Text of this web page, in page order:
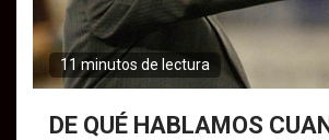
11 minutos de lectura
DE QUÉ HABLAMOS